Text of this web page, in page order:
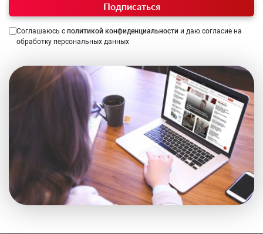
Подписаться
Соглашаюсь с политикой конфиденциальности и даю согласие на
обработку персональных данных